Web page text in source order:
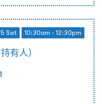
Sat 10:30am - 12:30pm
有人）